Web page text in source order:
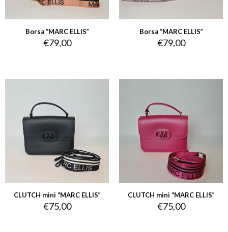
Borsa “MARC ELLIS”
€79,00
Borsa “MARC ELLIS”
€79,00
CLUTCH mini “MARC ELLIS”
€75,00
CLUTCH mini “MARC ELLIS”
€75,00